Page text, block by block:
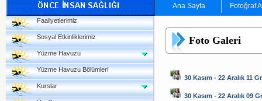
Ana Sayfa Fotoğraf
Faaliyetlerimiz
Sosyal Etkinliklerimiz
Yüzme Havuzu
Yüzme Havuzu Bölümleri
Kurslar
Foto Galeri
30 Kasım - 22 Aralık 11
30 Kasım - 22 Aralık 09